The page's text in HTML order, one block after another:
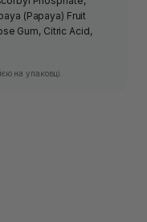
(Papaya) Fruit
Gum, Citric Acid,
на упаковці.